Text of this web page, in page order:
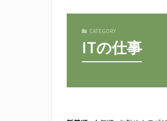
CATEGORY
ITの仕事